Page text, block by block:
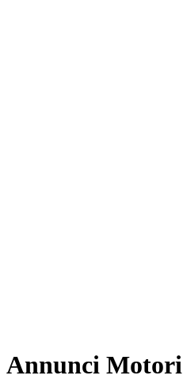
Annunci Motori